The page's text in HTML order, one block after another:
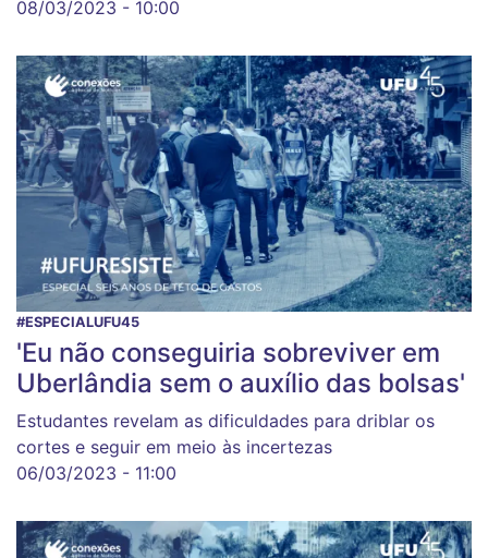
08/03/2023 - 10:00
#ESPECIALUFU45
'Eu não conseguiria sobreviver em
Uberlândia sem o auxílio das bolsas'
Estudantes revelam as dificuldades para driblar os
cortes e seguir em meio às incertezas
06/03/2023 - 11:00